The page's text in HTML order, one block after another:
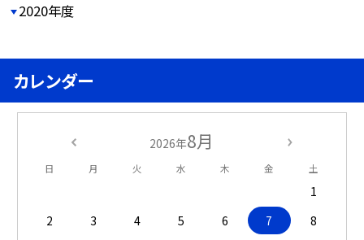
2020年度
カレンダー
2026年8月
日 月 火 水 木 金 土
1
2
3 4 5 6 7
8